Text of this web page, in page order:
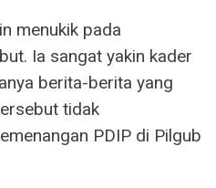
menukik pada
Ia sangat yakin kader
berita-berita yang
tidak
PDIP di Pilgub